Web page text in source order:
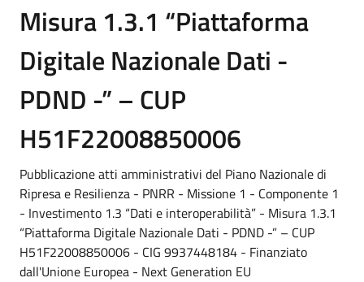
Misura 1.3.1 “Piattaforma
Digitale Nazionale Dati -
PDND -” – CUP
H51F22008850006
Pubblicazione atti amministrativi del Piano Nazionale di
Ripresa e Resilienza - PNRR - Missione 1 - Componente 1
- Investimento 1.3 “Dati e interoperabilità” - Misura 1.3.1
“Piattaforma Digitale Nazionale Dati - PDND -” – CUP
H51F22008850006 - CIG 9937448184 - Finanziato
dall'Unione Europea - Next Generation EU